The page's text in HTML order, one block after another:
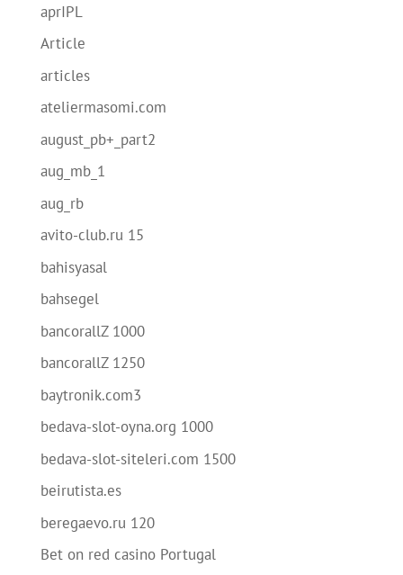
aprIPL
Article
articles
ateliermasomi.com
august_pb+_part2
aug_mb_1
aug_rb
avito-club.ru 15
bahisyasal
bahsegel
bancorallZ 1000
bancorallZ 1250
baytronik.com3
bedava-slot-oyna.org 1000
bedava-slot-siteleri.com 1500
beirutista.es
beregaevo.ru 120
Bet on red casino Portugal